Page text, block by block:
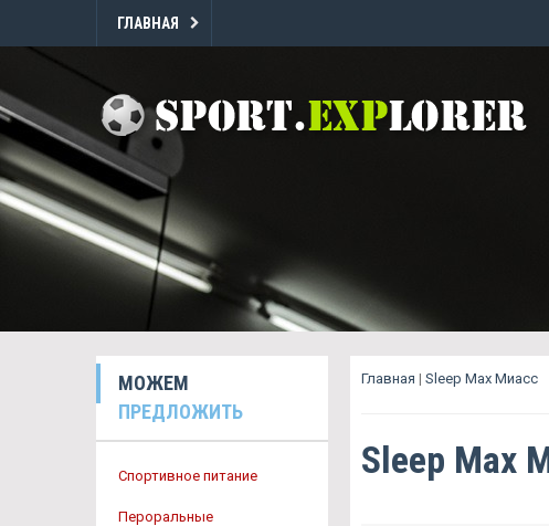
ГЛАВНАЯ
МОЖЕМ
ПРЕДЛОЖИТЬ
Спортивное питание
Пероральные
Главная | Sleep Max Миасс
Sleep Max